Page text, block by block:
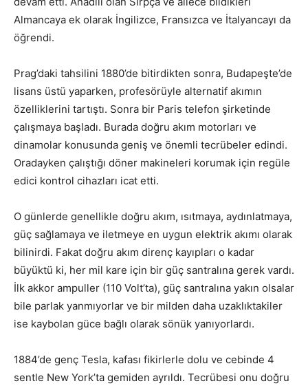
Almancaya ek olarak İngilizce, Fransızca ve İtalyancayı da
öğrendi.
Prag’daki tahsilini 1880’de bitirdikten sonra, Budapeşte’de
lisans üstü yaparken, profesörüyle alternatif akımın
özelliklerini tartıştı. Sonra bir Paris telefon şirketinde
çalışmaya başladı. Burada doğru akım motorları ve
dinamolar konusunda geniş ve önemli tecrübeler edindi.
Oradayken çalıştığı döner makineleri korumak için regüle
edici kontrol cihazları icat etti.
O günlerde genellikle doğru akım, ısıtmaya, aydınlatmaya,
güç sağlamaya ve iletmeye en uygun elektrik akımı olarak
bilinirdi. Fakat doğru akım direnç kayıpları o kadar
büyüktü ki, her mil kare için bir güç santralına gerek vardı.
İlk akkor ampuller (110 Volt’ta), güç santralına yakın olsalar
bile parlak yanmıyorlar ve bir milden daha uzaklıktakiler
ise kaybolan güce bağlı olarak sönük yanıyorlardı.
1884’de genç Tesla, kafası fikirlerle dolu ve cebinde 4
sentle New York’ta gemiden ayrıldı. Tecrübesi onu doğru